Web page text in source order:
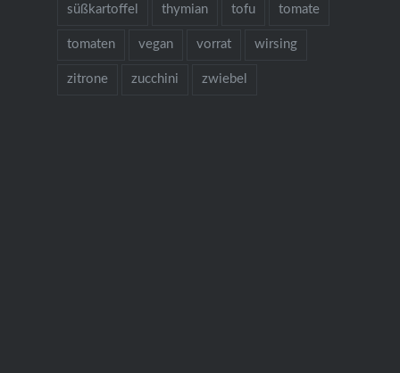
süßkartoffel thymian tofu tomate
tomaten vegan vorrat wirsing
zitrone zucchini zwiebel